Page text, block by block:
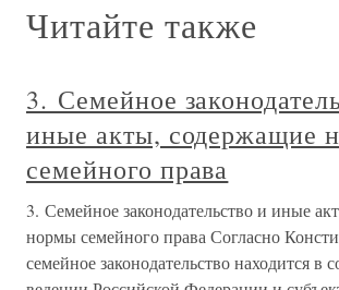
Читайте также
3. Семейное
иные акты, содержащие
семейного права
3. Семейное законодательство и иные
нормы семейного права Согласно
семейное законодательство находится в